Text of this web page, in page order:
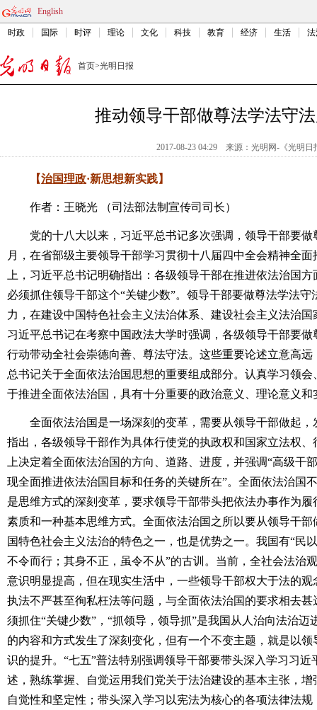
English
时政 国际 时评 理论 文化 科技 教育 经济 生活
首页>光明日报
推动领导干部做尊法学法守
2017-08-23 04:29 来源： 光明网-《光明日
【治国理政·新思想新实践】
作者：王晓光 （司法部法制宣传司司长）
党的十八大以来，习近平总书记多次强调，领导干部要做
月，在省部级主要领导干部学习贯彻十八届四中全会精神全
上，习近平总书记明确指出：各级领导干部在推进依法治国
必须抓住领导干部这个“关键少数”。领导干部要做尊法学法
力，在建设中国特色社会主义法治体系、建设社会主义法治
习近平总书记在考察中国政法大学时强调，各级领导干部要
行动带动全社会崇德向善、尊法守法。这些重要论述立意高
总书记关于全面依法治国思想的重要组成部分。认真学习领
于推进全面依法治国，具有十分重要的政治意义、理论意义和
全面依法治国是一场深刻的变革，需要从领导干部做起，
指出，各级领导干部作为具体行使党的执政权和国家立法权
上决定着全面依法治国的方向、道路、进度，并强调“高级干
现全面推进依法治国目标和任务的关键所在”。全面依法治国
是思维方式的深刻变革，要求领导干部带头把依法办事作为
素质和一种基本思维方式。全面依法治国之所以要从领导干
国特色社会主义法治的特色之一，也是优势之一。我国有“民
不令而行；其身不正，虽令不从”的古训。当前，全社会法治
意识明显提高，但在现实生活中，一些领导干部权大于法的
执法不严甚至徇私枉法等问题，与全面依法治国的要求相去
须抓住“关键少数”，“抓领导，领导抓”是我国从人治向法治
的内容和方式发生了深刻变化，但有一个不变主题，就是以
识的提升。“七五”普法特别强调领导干部要带头深入学习习
述，熟练掌握、自觉运用我们党关于法治建设的基本主张，
自觉性和坚定性；带头深入学习以宪法为核心的各项法律法